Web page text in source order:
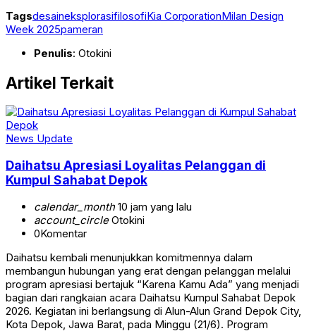
TagsdesaineksplorasifilosofiKia CorporationMilan Design
Week 2025pameran
Penulis: Otokini
Artikel Terkait
News Update
Daihatsu Apresiasi Loyalitas Pelanggan di
Kumpul Sahabat Depok
calendar_month10 jam yang lalu
account_circleOtokini
0Komentar
Daihatsu kembali menunjukkan komitmennya dalam
membangun hubungan yang erat dengan pelanggan melalui
program apresiasi bertajuk “Karena Kamu Ada” yang menjadi
bagian dari rangkaian acara Daihatsu Kumpul Sahabat Depok
2026. Kegiatan ini berlangsung di Alun-Alun Grand Depok City,
Kota Depok, Jawa Barat, pada Minggu (21/6). Program